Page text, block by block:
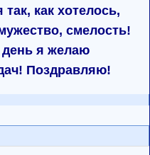
как хотелось,
смелость!
день я желаю
Поздравляю!